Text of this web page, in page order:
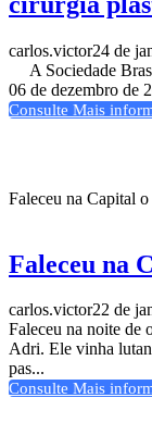
carlos.victor24 de
A Sociedade
06 de dezembro de
Consulte Mais
Faleceu na Capital
Faleceu na
carlos.victor22 de
Faleceu na noite de
Adri. Ele vinha
pas...
Consulte Mais